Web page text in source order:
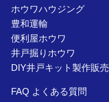
ホウワハウジング
豊和運輸
便利屋ホウワ
井戸掘りホウワ
DIY井戸キット製作販売
FAQ よくある質問